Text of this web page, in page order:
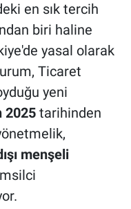
en sık tercih
biri haline
yasal olarak
Ticaret
yeni
2025tarihinden
menşeli